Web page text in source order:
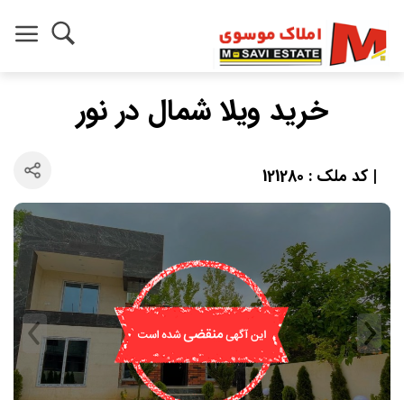
خرید ویلا شمال در نور
| کد ملک : 121280